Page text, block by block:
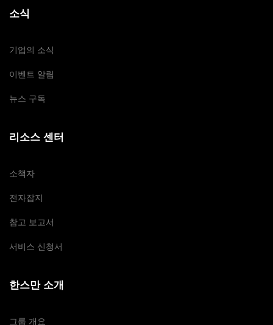
소식
기업의 소식
이벤트 알림
뉴스 구독
리소스 센터
소책자
전자잡지
참고 보고서
서비스 신청서
한스만 소개
그룹 개요